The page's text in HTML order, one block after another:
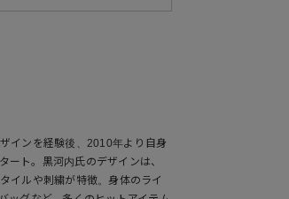
インを経験後、2010年より自身
ト。黒河内氏のデザインは、
イルや刺繍が特徴。身体のライ